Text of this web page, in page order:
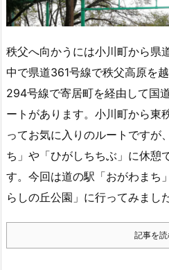
秩父へ向かうには小川町から県
中で県道361号線で秩父高原を
294号線で寄居町を経由して国
ートがあります。小川町から東
ってお気に入りのルートですが
ち」や「ひがしちちぶ」に休憩
す。今回は道の駅「おがわまち
らしの丘公園」に行ってみました
記事を